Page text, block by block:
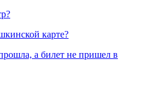
карте?
а билет не пришел в